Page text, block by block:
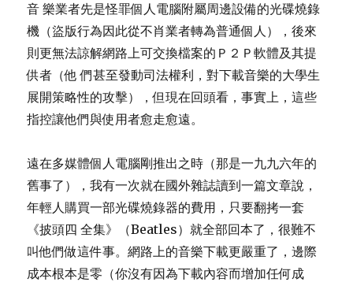
音 樂業者先是怪罪個人電腦附屬周邊設備的光碟燒錄
機（盜版行為因此從不肖業者轉為普通個人），後來
則更無法諒解網路上可交換檔案的Ｐ２Ｐ軟體及其提
供者（他 們甚至發動司法權利，對下載音樂的大學生
展開策略性的攻擊），但現在回頭看，事實上，這些
指控讓他們與使用者愈走愈遠。
遠在多媒體個人電腦剛推出之時（那是一九九六年的
舊事了），我有一次就在國外雜誌讀到一篇文章說，
年輕人購買一部光碟燒錄器的費用，只要翻拷一套
《披頭四 全集》（Beatles）就全部回本了，很難不
叫他們做這件事。網路上的音樂下載更嚴重了，邊際
成本根本是零（你沒有因為下載內容而增加任何成